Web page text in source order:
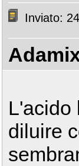
Inviato:
L'acido
diluire